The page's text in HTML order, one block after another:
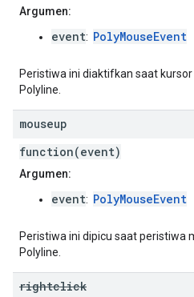
Argumen:
event: PolyMouseEvent
Peristiwa ini diaktifkan saat
Polyline.
mouseup
function(event)
Argumen:
event: PolyMouseEvent
Peristiwa ini dipicu saat peristiwa
Polyline.
rightclick